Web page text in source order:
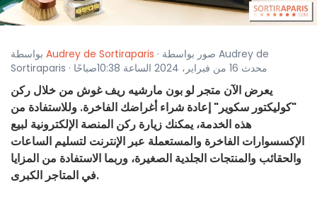
Audrey de Sortiraparis · صور بواسطة Audrey de
Sortiraparis · محدث 16 من فبراير، 2024 الساعة 10:38صباحًا
يعرض الآن متجر لو بون مارشيه ريف غوش من خلال ركن
"كوليكتور سكوير" إعادة شراء أغراضك الفاخرة. وللاستفادة من
هذه الخدمة، يمكنك زيارة ركن المنصة الإلكترونية لبيع
الإكسسوارات الفاخرة والمستعملة عبر الإنترنت لتسليم الساعات
والحقائب والمنتجات الجلدية الصغيرة، وربما الاستفادة من المزايا
في المتاجر الكبرى.